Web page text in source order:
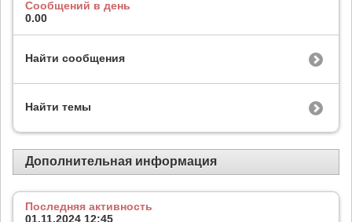
Сообщений в день
0.00
Найти сообщения
Найти темы
Дополнительная информация
Последняя активность
01.11.2024 12:45